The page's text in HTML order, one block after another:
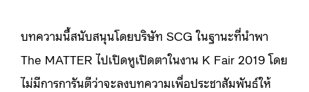
บทความนี้สนับสนุนโดยบริษัท SCG ในฐานะที่นำพา
The MATTER ไปเปิดหูเปิดตาในงาน K Fair 2019 โดย
ไม่มีการการันตีว่าจะลงบทความเพื่อประชาสัมพันธ์ให้